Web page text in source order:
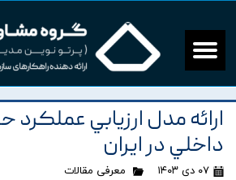
ارائه مدل ارزيابي
داخلي در ايران
۰۷ دی ۱۴۰۳ معرفی مقالات